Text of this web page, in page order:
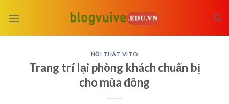
NỘI THẤT VITO
Trang trí lại phòng khách chuẩn bị
cho mùa đông